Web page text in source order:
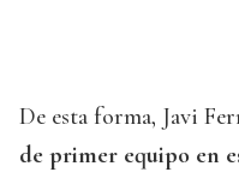
De esta forma, Javi
de primer equipo en